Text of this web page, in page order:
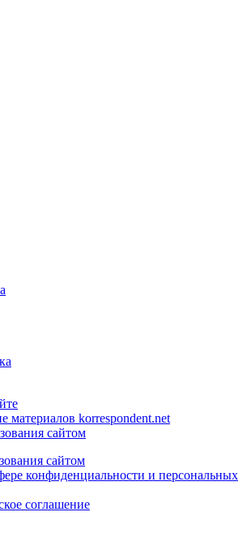
материалов korrespondent.net
сайтом
сайтом
конфиденциальности и персональных
соглашение